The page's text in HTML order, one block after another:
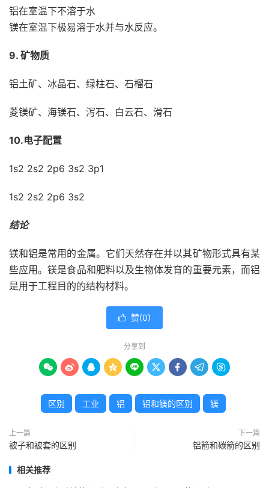
铝在室温下不溶于水
镁在室温下极易溶于水并与水反应。
9. 矿物质
铝土矿、冰晶石、绿柱石、石榴石
菱镁矿、海镁石、泻石、白云石、滑石
10.电子配置
1s2 2s2 2p6 3s2 3p1
1s2 2s2 2p6 3s2
结论
镁和铝是常用的金属。它们天然存在并以其矿物形式具有某
些应用。镁是食品和肥料以及生物体发育的重要元素，而铝
是用于工程目的的结构材料。
 赞(0)
分享到
        
区别 工业 铝 铝和镁的区别 镁
上一篇
被子和被套的区别
下一篇
铝箭和碳箭的区别
相关推荐